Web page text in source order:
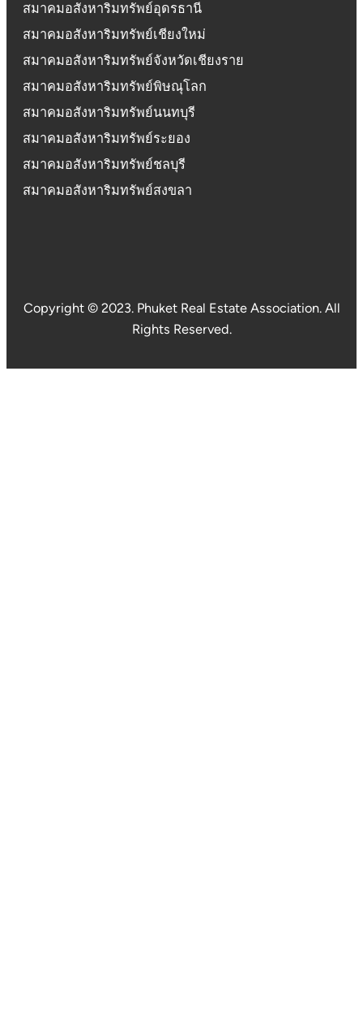
สมาคมอสังหาริมทรัพย์อุดรธานี
สมาคมอสังหาริมทรัพย์เชียงใหม่
สมาคมอสังหาริมทรัพย์จังหวัดเชียงราย
สมาคมอสังหาริมทรัพย์พิษณุโลก
สมาคมอสังหาริมทรัพย์นนทบุรี
สมาคมอสังหาริมทรัพย์ระยอง
สมาคมอสังหาริมทรัพย์ชลบุรี
สมาคมอสังหาริมทรัพย์สงขลา
Copyright © 2023. Phuket Real Estate Association. All
Rights Reserved.